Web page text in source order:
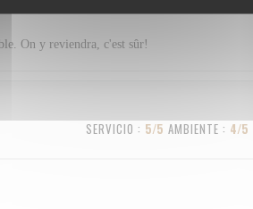
On y reviendra, c'est sûr!
SERVICIO : 5/5 AMBIENTE : 4/5